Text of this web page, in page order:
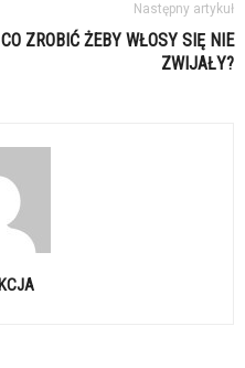
Następny artykuł
CO ZROBIĆ ŻEBY WŁOSY SIĘ NIE
ZWIJAŁY?